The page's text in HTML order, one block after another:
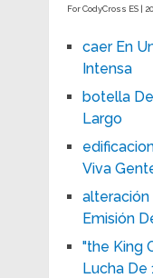
For CodyCross ES |
caer En
Intensa
botella
Largo
Viva
alteración
Emisión
"the King
Lucha De